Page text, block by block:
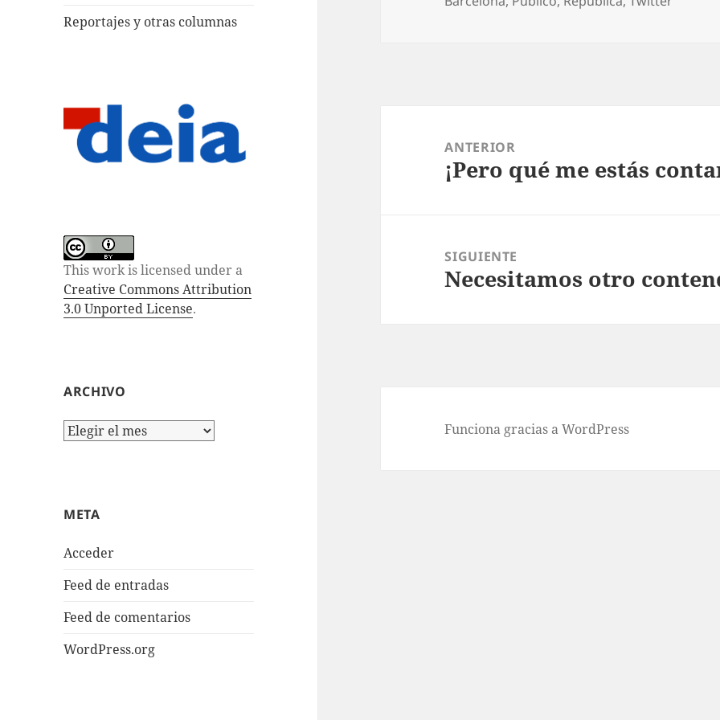
Reportajes y otras columnas
This work is licensed under a
Creative Commons Attribution
3.0 Unported License.
ARCHIVO
Archivo
META
Acceder
Feed de entradas
Feed de comentarios
WordPress.org
entradas
ANTERIOR
Entrada
¡Pero qué me estás
SIGUIENTE
Entrada
Necesitamos otro
Funciona gracias a WordPress